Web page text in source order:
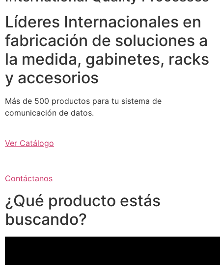
Líderes Internacionales en
fabricación de soluciones a
la medida, gabinetes, racks
y accesorios
Más de 500 productos para tu sistema de
comunicación de datos.
Ver Catálogo
Contáctanos
¿Qué producto estás
buscando?